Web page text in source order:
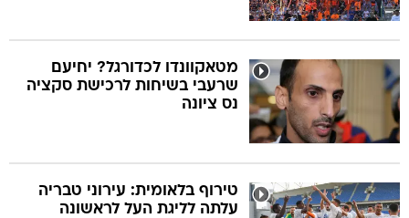
מטאקוונדו לכדורגל? יחיעם
שרעבי בשיחות לרכישת סקציה
נס ציונה
טירוף בלאומית: עירוני טבריה
עלתה לליגת העל לראשונה